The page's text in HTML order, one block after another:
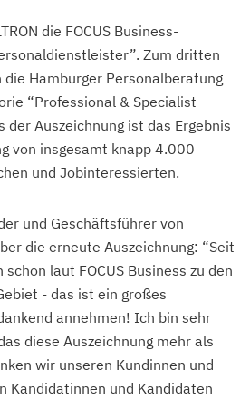
die FOCUS Business-
Zum dritten
die Hamburger Personalberatung
“Professional & Specialist
der Auszeichnung ist das Ergebnis
von insgesamt knapp 4.000
und Jobinteressierten.
und Geschäftsführer von
die erneute Auszeichnung: “Seit
laut FOCUS Business zu den
- das ist ein großes
annehmen! Ich bin sehr
diese Auszeichnung mehr als
wir unseren Kundinnen und
Kandidatinnen und Kandidaten